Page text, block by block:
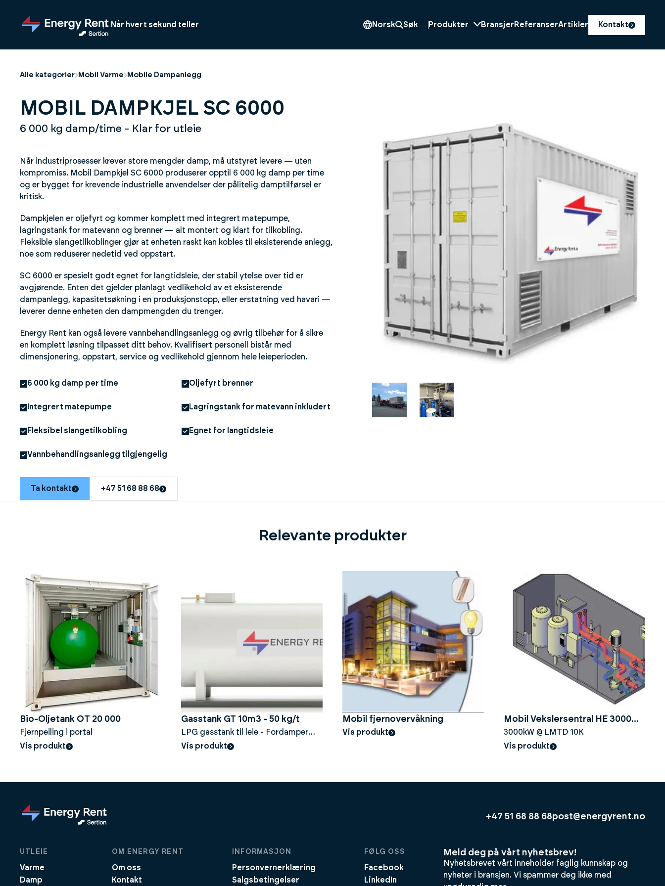
hovedinnhold
Når hvert sekund teller Norsk Søk Produkter Bransjer ReferanserArtikler Kontakt
Alle kategorier Mobil Varme Mobile Dampanlegg
MOBIL DAMPKJEL SC 6000
6 000 kg damp/time - Klar for utleie
Når industriprosesser krever store mengder damp, må utstyret levere — uten
kompromiss. Mobil Dampkjel SC 6000 produserer opptil 6 000 kg damp per time
og er bygget for krevende industrielle anvendelser der pålitelig damptilførsel er
kritisk.
Dampkjelen er oljefyrt og kommer komplett med integrert matepumpe,
lagringstank for matevann og brenner — alt montert og klart for tilkobling.
Fleksible slangetilkoblinger gjør at enheten raskt kan kobles til eksisterende anlegg,
noe som reduserer nedetid ved oppstart.
SC 6000 er spesielt godt egnet for langtidsleie, der stabil ytelse over tid er
avgjørende. Enten det gjelder planlagt vedlikehold av et eksisterende
dampanlegg, kapasitetsøkning i en produksjonstopp, eller erstatning ved havari —
leverer denne enheten den dampmengden du trenger.
Energy Rent kan også levere vannbehandlingsanlegg og øvrig tilbehør for å sikre
en komplett løsning tilpasset ditt behov. Kvalifisert personell bistår med
dimensjonering, oppstart, service og vedlikehold gjennom hele leieperioden.
6 000 kg damp per time Oljefyrt brenner
Integrert matepumpe Lagringstank for matevann inkludert
Fleksibel slangetilkobling Egnet for langtidsleie
Vannbehandlingsanlegg tilgjengelig
Ta kontakt +47 51 68 88 68
Relevante produkter
Bio-Oljetank OT 20 000
Fjernpeiling i portal
Vis produkt
Gasstank GT 10m3 - 50 kg/t
LPG gasstank til leie - Fordamper
50kg/t
Vis produkt
Mobil fjernovervåkning
Vis produkt
Mobil Vekslersentral HE 3000
SS304
3000kW @ LMTD 10K
Vis produkt
+47 51 68 88 68post@energyrent.no
UTLEIE
Varme
Damp
OM ENERGY RENT
Om oss
Kontakt
INFORMASJON
Personvernerklæring
Salgsbetingelser
FØLG OSS
Facebook
LinkedIn
Meld deg på vårt nyhetsbrev!
Nyhetsbrevet vårt inneholder faglig kunnskap og
nyheter i bransjen. Vi spammer deg ikke med